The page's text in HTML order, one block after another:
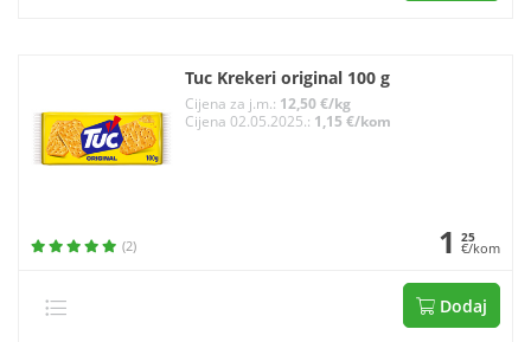
Tuc Krekeri original 100 g
Cijena za j.m.: 12,50 €/kg
Cijena 02.05.2025.: 1,15 €/kom
(2) 1 25
€/kom
Dodaj